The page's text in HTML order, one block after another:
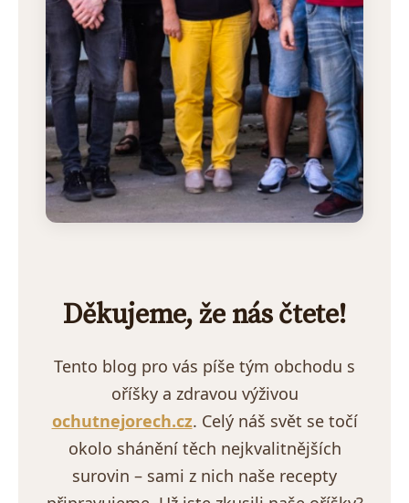
Děkujeme, že nás čtete!
Tento blog pro vás píše tým obchodu s
oříšky a zdravou výživou
ochutnejorech.cz. Celý náš svět se točí
okolo shánění těch nejkvalitnějších
surovin – sami z nich naše recepty